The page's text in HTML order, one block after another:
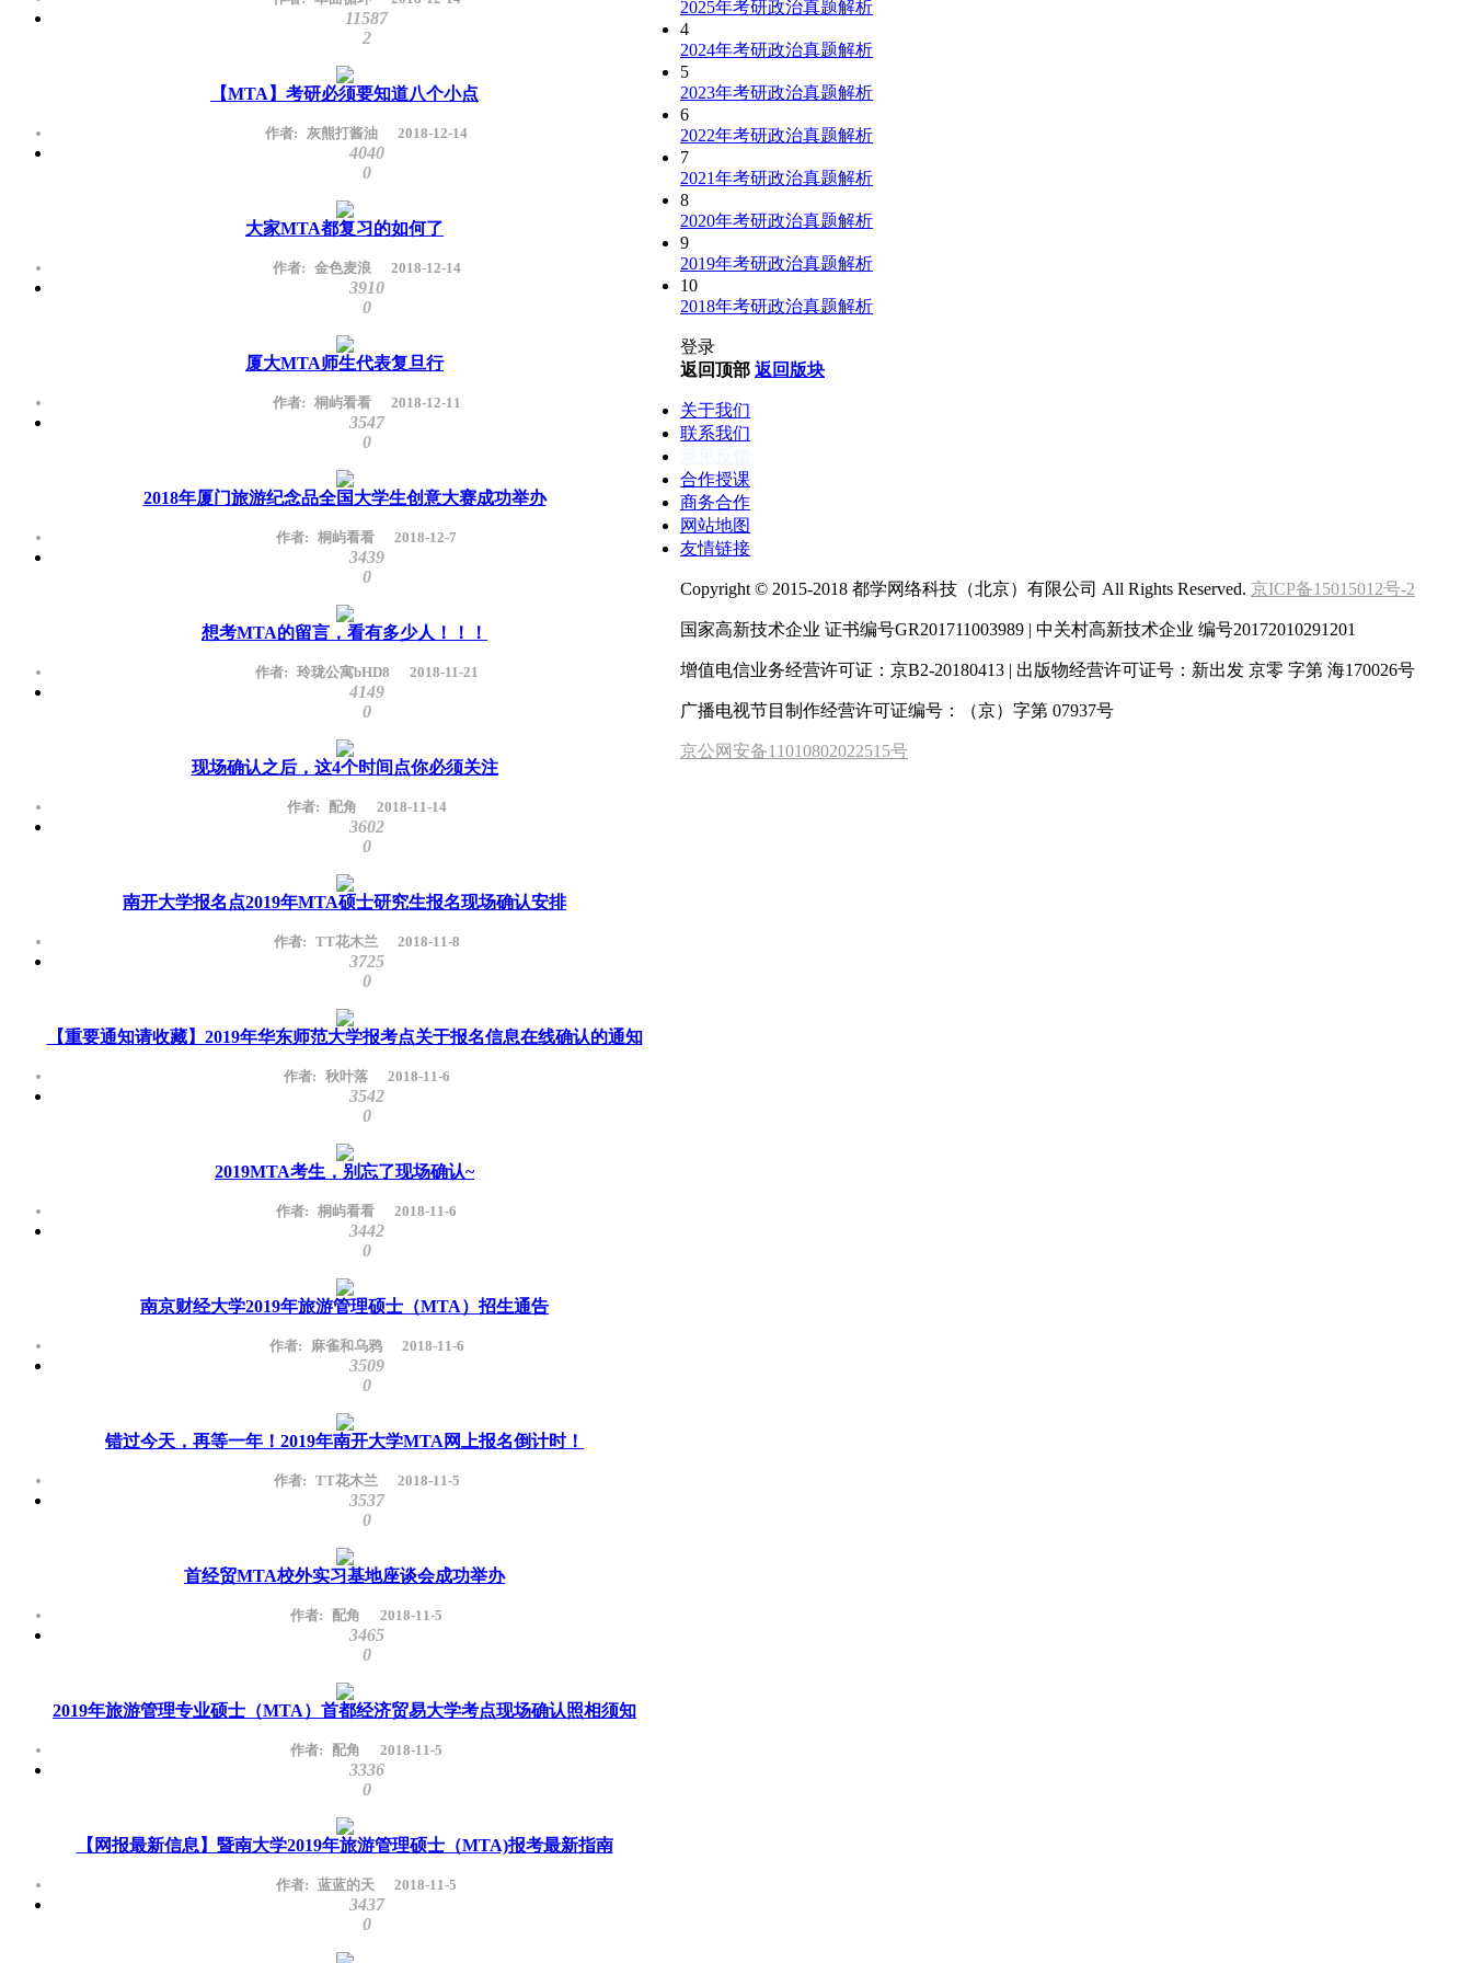
11587
2
【MTA】考研必须要知道八个小点
作者: 灰熊打酱油 2018-12-14
4040
0
大家MTA都复习的如何了
作者: 金色麦浪 2018-12-14
3910
0
厦大MTA师生代表复旦行
作者: 桐屿看看 2018-12-11
3547
0
2018年厦门旅游纪念品全国大学生创意大赛成功举办
作者: 桐屿看看 2018-12-7
3439
0
想考MTA的留言，看有多少人！！！
作者: 玲珑公寓bHD8 2018-11-21
4149
0
现场确认之后，这4个时间点你必须关注
作者: 配角 2018-11-14
3602
0
南开大学报名点2019年MTA硕士研究生报名现场确认安排
作者: TT花木兰 2018-11-8
3725
0
【重要通知请收藏】2019年华东师范大学报考点关于报名信息在线确认的通知
作者: 秋叶落 2018-11-6
3542
0
2019MTA考生，别忘了现场确认~
作者: 桐屿看看 2018-11-6
3442
0
南京财经大学2019年旅游管理硕士（MTA）招生通告
作者: 麻雀和乌鸦 2018-11-6
3509
0
错过今天，再等一年！2019年南开大学MTA网上报名倒计时！
作者: TT花木兰 2018-11-5
3537
0
首经贸MTA校外实习基地座谈会成功举办
作者: 配角 2018-11-5
3465
0
2019年旅游管理专业硕士（MTA）首都经济贸易大学考点现场确认照相须知
作者: 配角 2018-11-5
3336
0
【网报最新信息】暨南大学2019年旅游管理硕士（MTA)报考最新指南
作者: 蓝蓝的天 2018-11-5
3437
0
2025年考研政治真题解析
4
2024年考研政治真题解析
5
2023年考研政治真题解析
6
2022年考研政治真题解析
7
2021年考研政治真题解析
8
2020年考研政治真题解析
9
2019年考研政治真题解析
10
2018年考研政治真题解析
登录
返回顶部 返回版块
关于我们
联系我们
合作授课
商务合作
网站地图
友情链接
Copyright © 2015-2018 都学网络科技（北京）有限公司 All Rights Reserved. 京ICP备15015012号-2
国家高新技术企业 证书编号GR201711003989 | 中关村高新技术企业 编号20172010291201
增值电信业务经营许可证：京B2-20180413 | 出版物经营许可证号：新出发 京零 字第 海170026号
广播电视节目制作经营许可证编号：（京）字第 07937号
京公网安备11010802022515号